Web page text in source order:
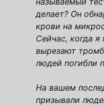
делает? Он
крови на
Сейчас, когда
вырезают
людей погибли
На вашем
призывали